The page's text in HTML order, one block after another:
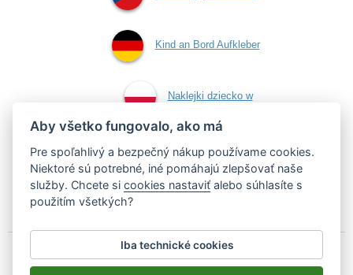
Kind an Bord Aufkleber
Naklejki dziecko w
aucie
Podľa zákona o evidencii tržieb je predávajúci povinný vystaviť
kupujúcemu účtenku.
Aby všetko fungovalo, ako má
Pre spoľahlivý a bezpečný nákup používame cookies.
Niektoré sú potrebné, iné pomáhajú zlepšovať naše
služby. Chcete sicookies nastaviť alebo súhlasíte s
použitím všetkých?
Iba technické cookies